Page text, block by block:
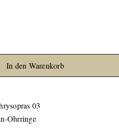
In den Warenkorb
03
Ohrringe